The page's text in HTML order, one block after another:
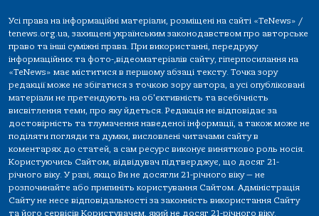
Усі права на інформаційні матеріали, розміщені на сайті «TeNews» /
tenews.org.ua, захищені українським законодавством про авторське
право та інші суміжні права. При використанні, передруку
інформаційних та фото-,відеоматеріалів сайту, гіперпосилання на
«TeNews» має міститися в першому абзаці тексту. Точка зору
редакції може не збігатися з точкою зору автора, а усі опубліковані
матеріали не претендують на об'єктивність та всебічність
висвітлення теми, про яку йдеться. Редакція не відповідає за
достовірність та тлумачення наведеної інформації, а також може не
поділяти погляди та думки, висловлені читачами сайту в
коментарях до статей, а сам ресурс виконує винятково роль носія.
Користуючись Сайтом, відвідувач підтверджує, що досяг 21-
річного віку. У разі, якщо Ви не досягли 21-річного віку — не
розпочинайте або припиніть користування Сайтом. Адміністрація
Сайту не несе відповідальності за законність використання Сайту
та його сервісів Користувачем, який не досяг 21-річного віку.